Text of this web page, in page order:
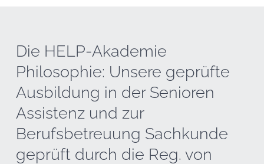
Die HELP-Akademie
Philosophie: Unsere geprüfte
Ausbildung in der Senioren
Assistenz und zur
Berufsbetreuung Sachkunde
geprüft durch die Reg. von